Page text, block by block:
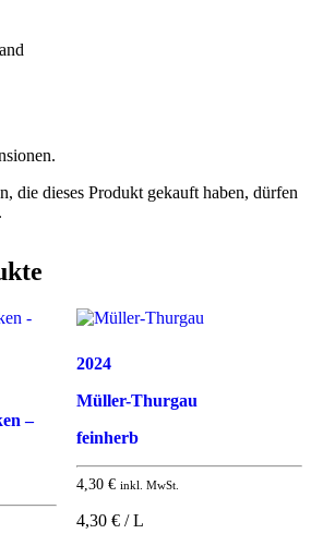
die dieses Produkt gekauft haben, dürfen
–
2024
Müller-Thurgau
feinherb
4,30 € inkl. MwSt.
4,30 € / L